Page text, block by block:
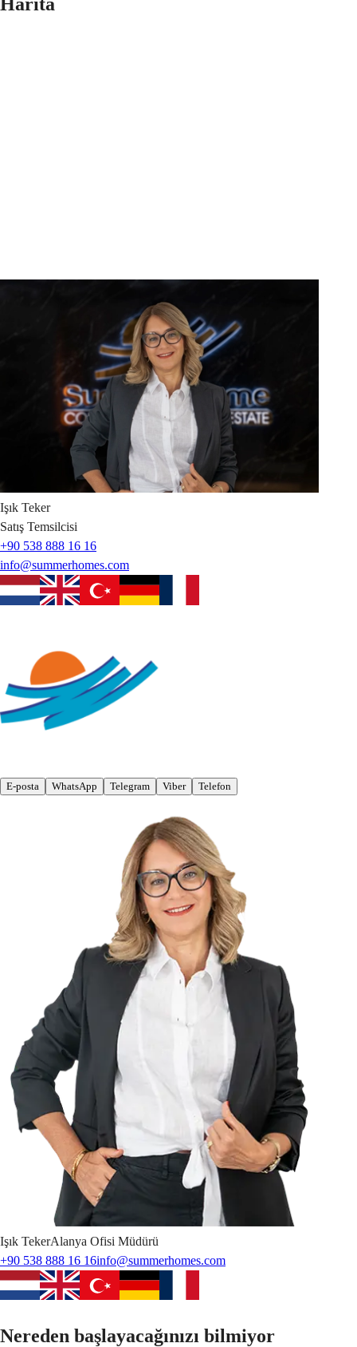
Harita
Işık Teker
Satış Temsilcisi
+90 538 888 16 16
info@summerhomes.com
E-posta WhatsApp Telegram Viber Telefon
Işık TekerAlanya Ofisi Müdürü
+90 538 888 16 16info@summerhomes.com
Nereden başlayacağınızı bilmiyor